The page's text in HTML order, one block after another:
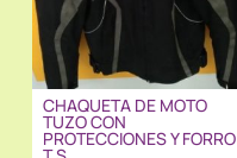
CHAQUETA DE MOTO
TUZO CON
PROTECCIONES Y FORRO